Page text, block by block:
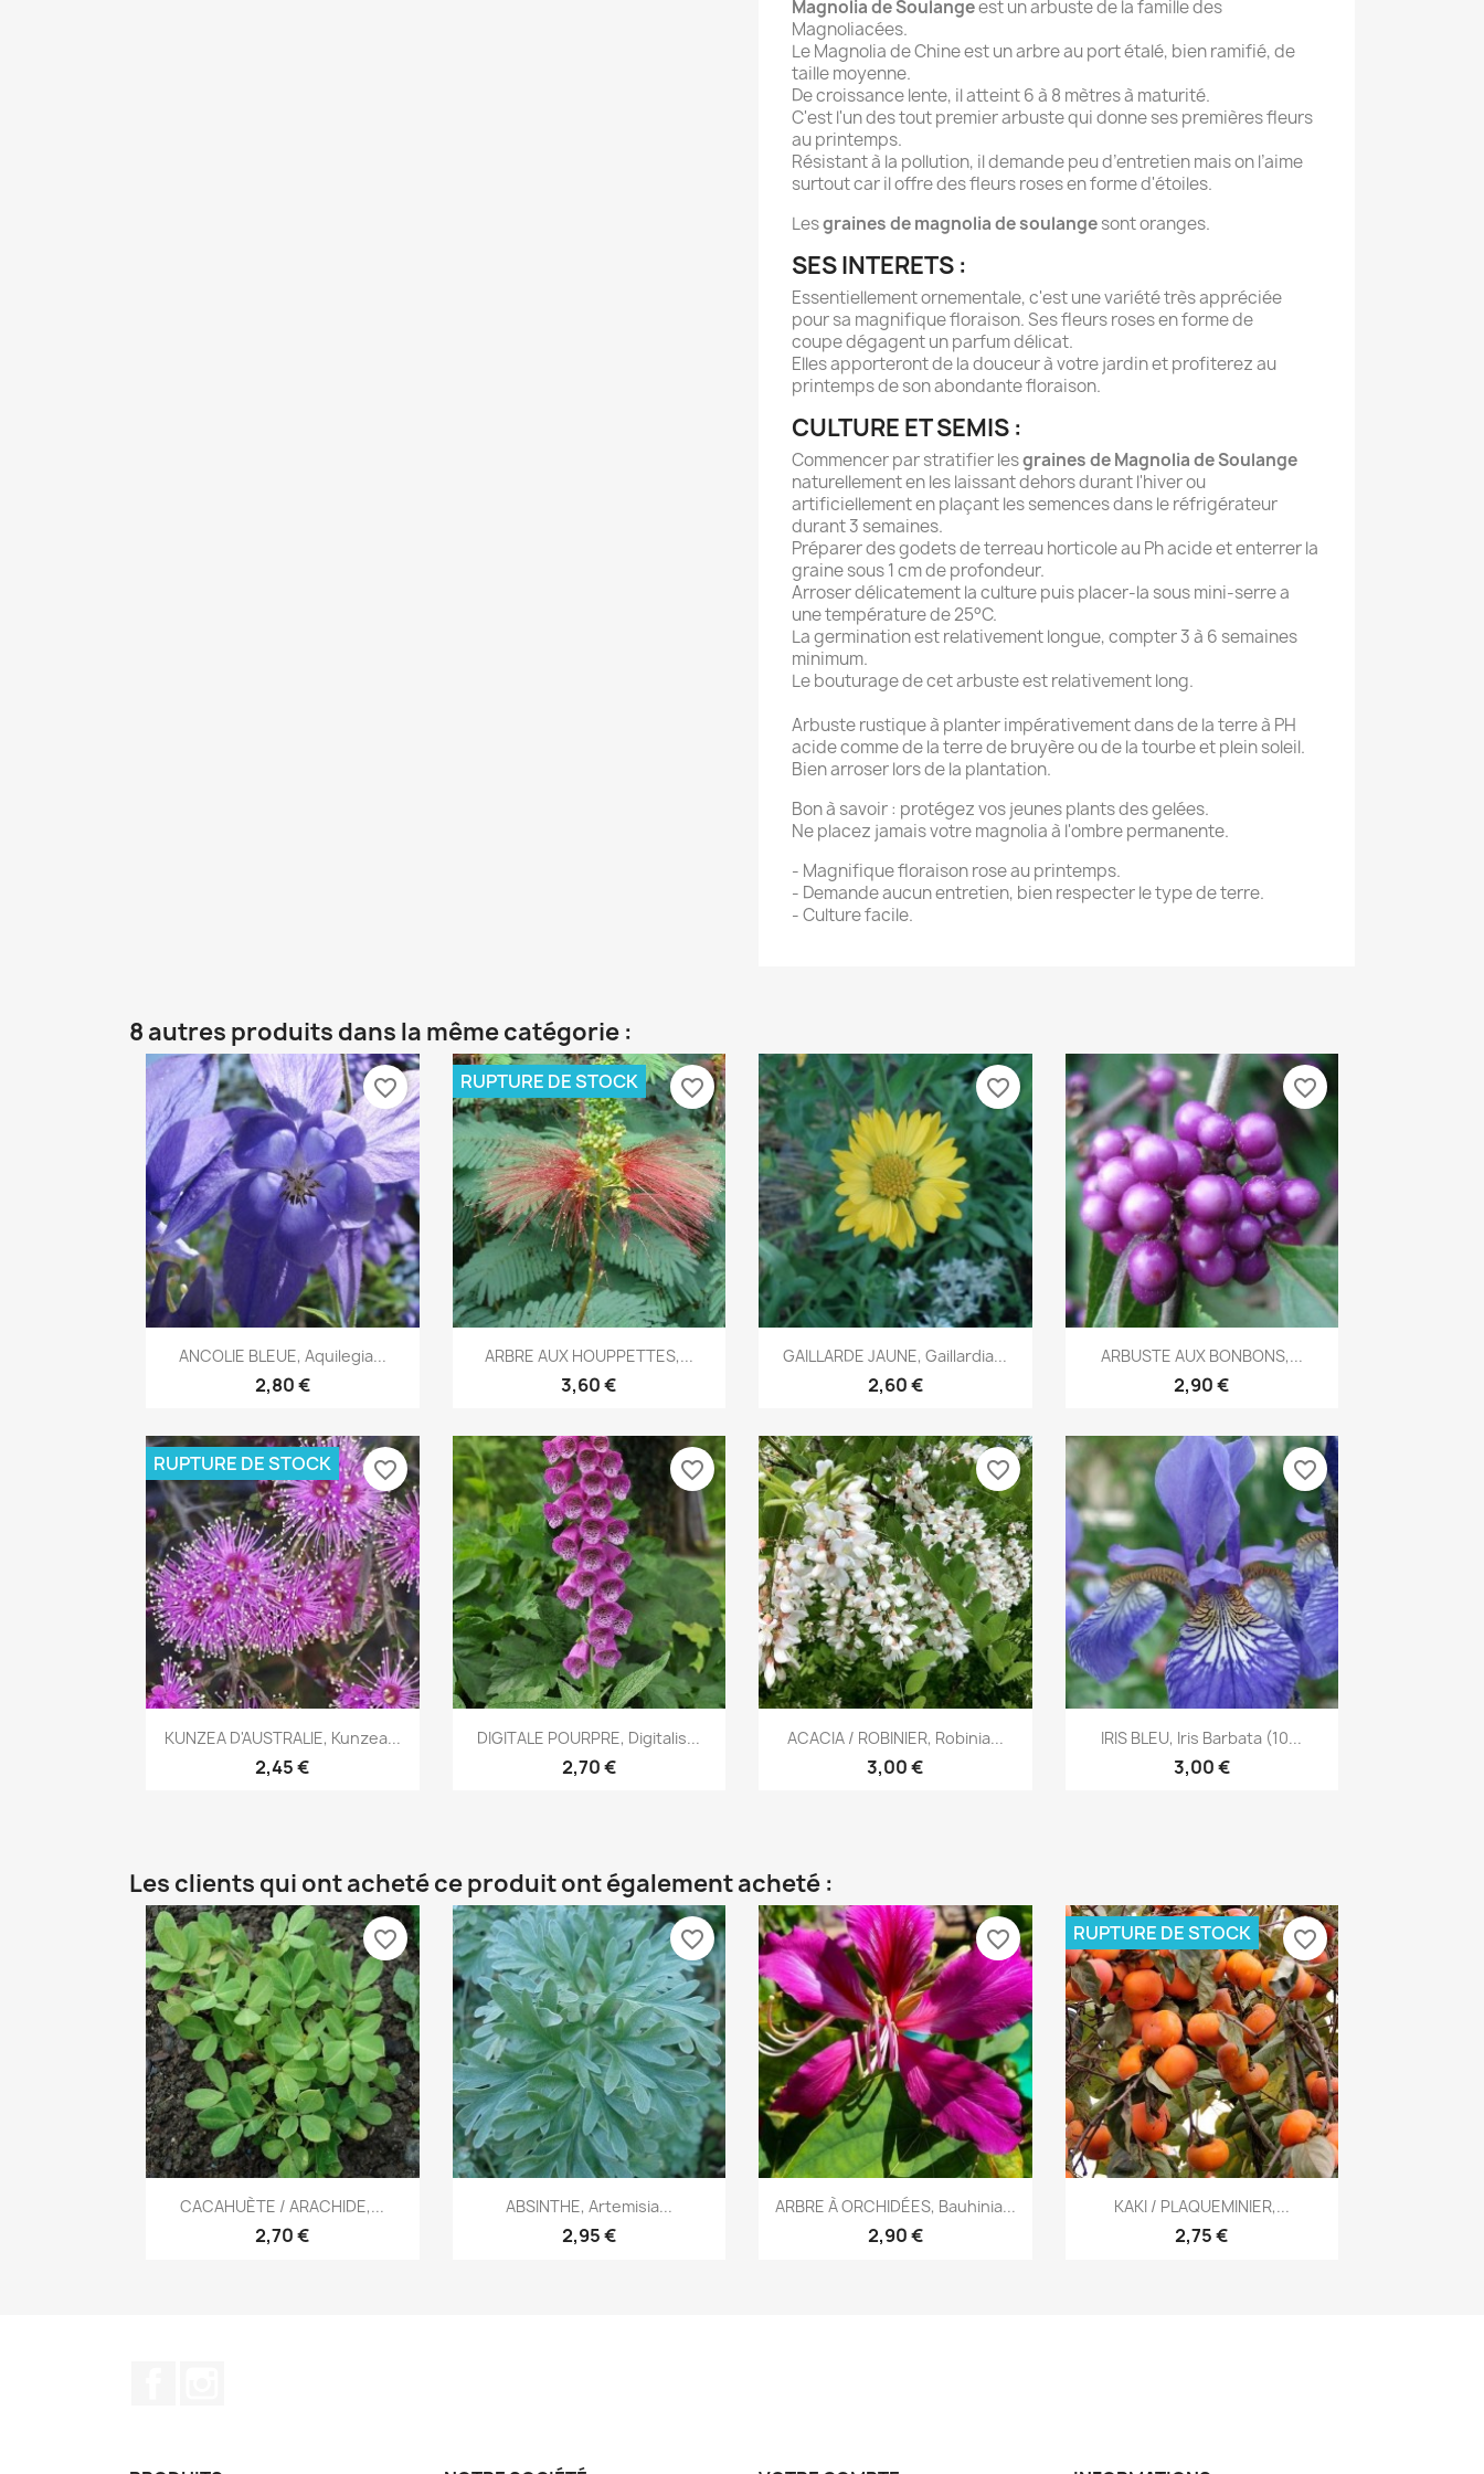
Magnolia de Soulangeest un arbuste de la famille des
Magnoliacées.
Le Magnolia de Chine est un arbre au port étalé, bien ramifié, de
taille moyenne.
De croissance lente, il atteint 6 à 8 mètres à maturité.
C'est l'un des tout premier arbuste qui donne ses premières fleurs
au printemps.
Résistant à la pollution, il demande peu d’entretien mais on l’aime
surtout car il offre des fleurs roses en forme d'étoiles.
Lesgraines de magnolia de soulangesont oranges.
SES INTERETS :
Essentiellement ornementale, c'est une variété très appréciée
pour sa magnifique floraison. Ses fleurs roses en forme de
coupe dégagent un parfum délicat.
Elles apporteront de la douceur à votre jardin et profiterez au
printemps de son abondante floraison.
CULTURE ET SEMIS :
Commencer par stratifier lesgraines de Magnolia de Soulange
naturellement en les laissant dehors durant l'hiver ou
artificiellement en plaçant les semences dans le réfrigérateur
durant 3 semaines.
Préparer des godets de terreau horticole au Ph acide et enterrer la
graine sous 1 cm de profondeur.
Arroser délicatement la culture puis placer-la sous mini-serre a
une température de 25°C.
La germinationest relativement longue, compter 3 à 6 semaines
minimum.
Le bouturage de cet arbuste est relativement long.
Arbuste rustique à planter impérativement dans de la terre à PH
acide comme de la terre de bruyère ou de la tourbe et plein soleil.
Bien arroser lors de la plantation.
Bon à savoir : protégez vos jeunes plants des gelées.
Ne placez jamais votre magnolia à l'ombre permanente.
- Magnifique floraison rose au printemps.
- Demande aucun entretien, bien respecter le type de terre.
- Culture facile.
8 autres produits dans la même catégorie :
Aperçu rapide
ANCOLIE BLEUE, Aquilegia...
2,80 €
favorite_border
Aperçu rapide
ARBRE AUX HOUPPETTES,...
3,60 €
RUPTURE DE STOCK favorite_border
Aperçu rapide
GAILLARDE JAUNE, Gaillardia...
2,60 €
favorite_border
Aperçu rapide
ARBUSTE AUX BONBONS,...
2,90 €
favorite_border
Aperçu rapide
KUNZEA D'AUSTRALIE, Kunzea...
2,45 €
RUPTURE DE STOCK favorite_border
Aperçu rapide
DIGITALE POURPRE, Digitalis...
2,70 €
favorite_border
 Aperçu rapide
ACACIA / ROBINIER, Robinia...
3,00 €
favorite_border
Aperçu rapide
IRIS BLEU, Iris Barbata (10...
3,00 €
favorite_border
Les clients qui ont acheté ce produit ont également acheté :
Aperçu rapide
CACAHUÈTE / ARACHIDE,...
2,70 €
favorite_border
Aperçu rapide
ABSINTHE, Artemisia...
2,95 €
favorite_border
Aperçu rapide
ARBRE À ORCHIDÉES, Bauhinia...
2,90 €
favorite_border
Aperçu rapide
KAKI / PLAQUEMINIER,...
2,75 €
RUPTURE DE STOCK favorite_border